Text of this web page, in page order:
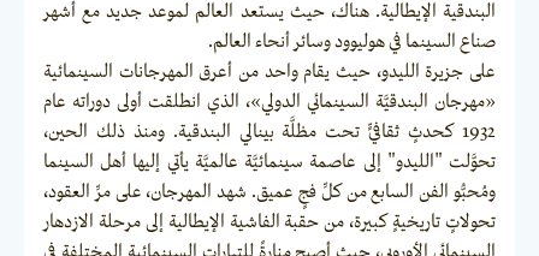
البندقية الإيطالية. هناك، حيث يستعد العالم لموعد جديد مع أشهر
صناع السينما في هوليوود وسائر أنحاء العالم.
على جزيرة الليدو، حيث يقام واحد من أعرق المهرجانات السينمائية
«مهرجان البندقيَّة السينمائي الدولي»، الذي انطلقت أولى دوراته عام
1932 كحدثٍ ثقافيٍّ تحت مظلَّة بينالي البندقية. ومنذ ذلك الحين،
تحوَّلت "الليدو" إلى عاصمة سينمائيَّة عالميَّة يأتي إليها أهل السينما
ومُحبُّو الفن السابع من كلِّ فجٍ عميق. شهد المهرجان، على مرِّ العقود،
تحولاتٍ تاريخيةٍ كبيرة، من حقبة الفاشية الإيطالية إلى مرحلة الازدهار